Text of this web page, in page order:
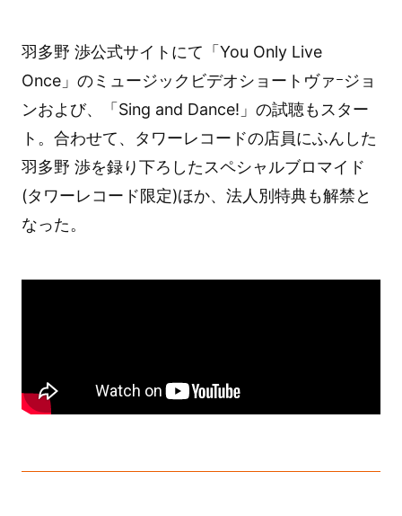
羽多野 渉公式サイトにて「You Only Live
Once」のミュージックビデオショートヴァｰジョ
ンおよび、「Sing and Dance!」の試聴もスター
ト。合わせて、タワーレコードの店員にふんした
羽多野 渉を録り下ろしたスペシャルブロマイド
(タワーレコード限定)ほか、法人別特典も解禁と
なった。